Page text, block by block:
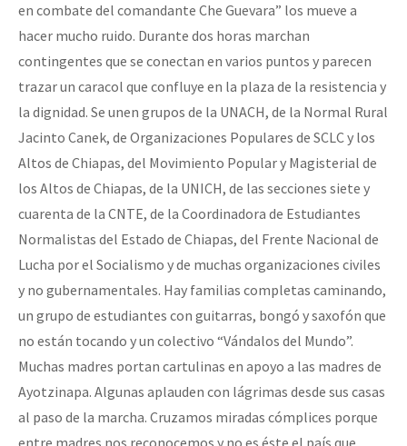
en combate del comandante Che Guevara” los mueve a
hacer mucho ruido. Durante dos horas marchan
contingentes que se conectan en varios puntos y parecen
trazar un caracol que confluye en la plaza de la resistencia y
la dignidad. Se unen grupos de la UNACH, de la Normal Rural
Jacinto Canek, de Organizaciones Populares de SCLC y los
Altos de Chiapas, del Movimiento Popular y Magisterial de
los Altos de Chiapas, de la UNICH, de las secciones siete y
cuarenta de la CNTE, de la Coordinadora de Estudiantes
Normalistas del Estado de Chiapas, del Frente Nacional de
Lucha por el Socialismo y de muchas organizaciones civiles
y no gubernamentales. Hay familias completas caminando,
un grupo de estudiantes con guitarras, bongó y saxofón que
no están tocando y un colectivo “Vándalos del Mundo”.
Muchas madres portan cartulinas en apoyo a las madres de
Ayotzinapa. Algunas aplauden con lágrimas desde sus casas
al paso de la marcha. Cruzamos miradas cómplices porque
entre madres nos reconocemos y no es éste el país que